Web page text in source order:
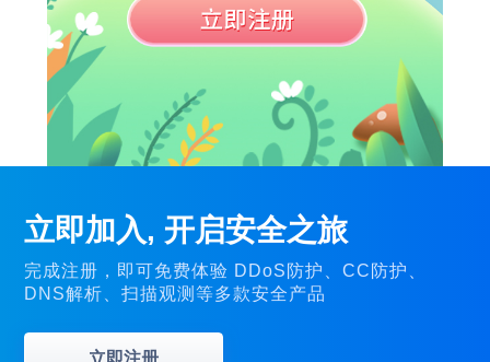
立即加入, 开启安全之旅
完成注册，即可免费体验 DDoS防护、CC防护、
DNS解析、扫描观测等多款安全产品